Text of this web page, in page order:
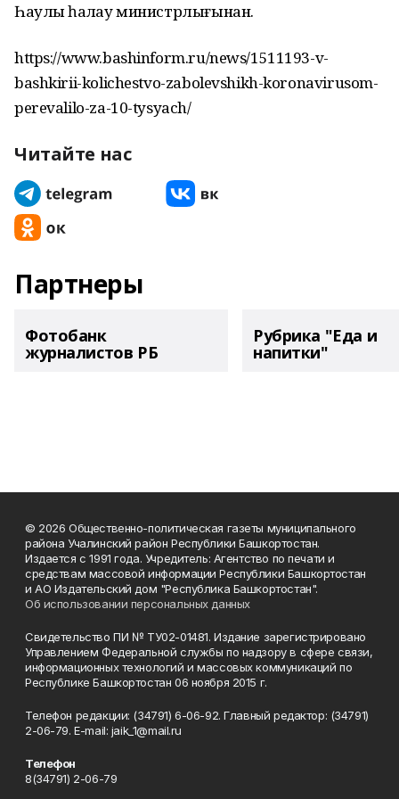
Һаулыҡ һаҡлау министрлығынан.
https://www.bashinform.ru/news/1511193-v-
bashkirii-kolichestvo-zabolevshikh-koronavirusom-
perevalilo-za-10-tysyach/
Читайте нас
Партнеры
Фотобанк
журналистов РБ
Рубрика "Еда и
напитки"
© 2026 Общественно-политическая газеты муниципального
района Учалинский район Республики Башкортостан.
Издается с 1991 года. Учредитель: Агентство по печати и
средствам массовой информации Республики Башкортостан
и АО Издательский дом "Республика Башкортостан".
Об использовании персональных данных
Свидетельство ПИ № ТУ02-01481. Издание зарегистрировано
Управлением Федеральной службы по надзору в сфере связи,
информационных технологий и массовых коммуникаций по
Республике Башкортостан 06 ноября 2015 г.
Телефон редакции: (34791) 6-06-92. Главный редактор: (34791)
2-06-79. Е-mаil: jaik_1@mail.ru
Телефон
8(34791) 2-06-79